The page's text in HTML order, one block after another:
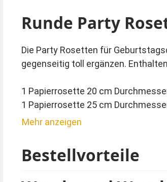
Runde Party
Die Party Rosetten für
gegenseitig toll ergänzen.
1 Papierrosette 20 cm
1 Papierrosette 25 cm
1 Papierrosette 30 cm Durchmesser
Mehr anzeigen
Bestellvorteile